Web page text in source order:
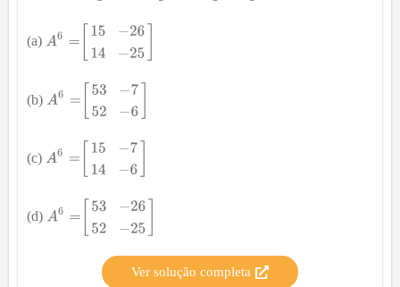
(a)
(b)
(c)
(d)
Ver solução completa